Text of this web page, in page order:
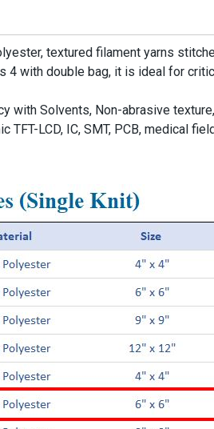
textured filament yarns
4 with double bag, it is ideal for
with Solvents, Non-abrasive
LCD, IC, SMT, PCB, medical